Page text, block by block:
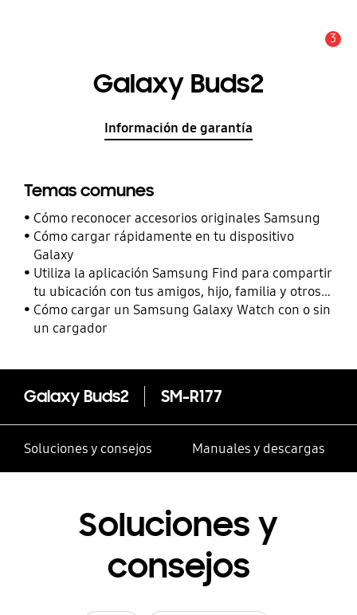
3
Galaxy Buds2
Información de garantía
Temas comunes
Cómo reconocer accesorios originales Samsung
Cómo cargar rápidamente en tu dispositivo
Galaxy
Utiliza la aplicación Samsung Find para compartir
tu ubicación con tus amigos, hijo, familia y otros
contactos
Cómo cargar un Samsung Galaxy Watch con o sin
un cargador
Galaxy Buds2 SM-R177
Soluciones y consejos Manuales y descargas
Soluciones y
consejos